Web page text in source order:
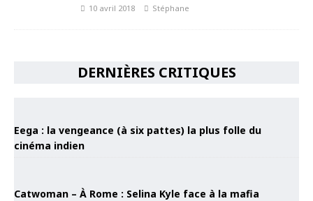
10 avril 2018 Stéphane
DERNIÈRES CRITIQUES
Eega : la vengeance (à six pattes) la plus folle du
cinéma indien
Catwoman – À Rome : Selina Kyle face à la mafia